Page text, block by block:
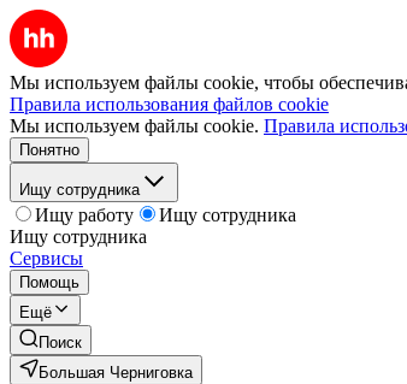
Мы используем файлы cookie, чтобы
Правила использования файлов cookie
Мы используем файлы cookie. Правила
Понятно
Ищу сотрудника
Ищу работу
Ищу сотрудника
Ищу сотрудника
Сервисы
Помощь
Ещё
Поиск
Большая Черниговка